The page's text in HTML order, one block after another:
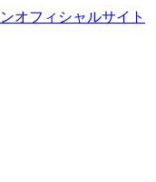
オフィシャルサイト